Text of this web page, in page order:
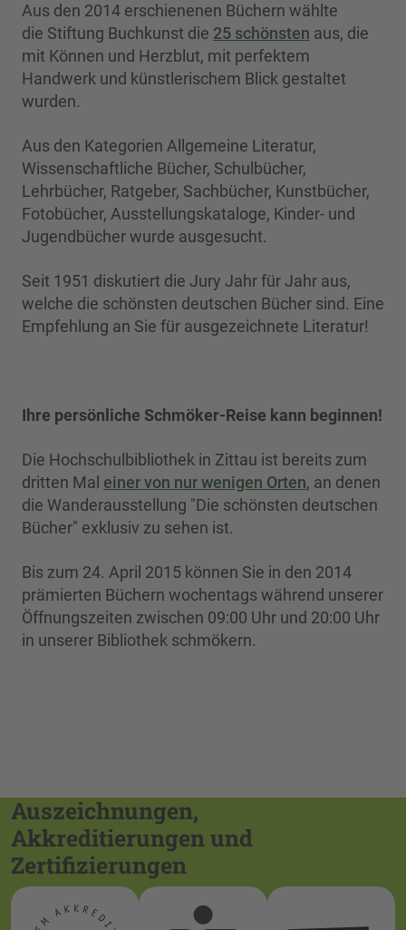
Aus den 2014 erschienenen Büchern wählte
die Stiftung Buchkunst die 25 schönsten aus, die
mit Können und Herzblut, mit perfektem
Handwerk und künstlerischem Blick gestaltet
wurden.
Aus den Kategorien Allgemeine Literatur,
Wissenschaftliche Bücher, Schulbücher,
Lehrbücher, Ratgeber, Sachbücher, Kunstbücher,
Fotobücher, Ausstellungskataloge, Kinder- und
Jugendbücher wurde ausgesucht.
Seit 1951 diskutiert die Jury Jahr für Jahr aus,
welche die schönsten deutschen Bücher sind. Eine
Empfehlung an Sie für ausgezeichnete Literatur!
Ihre persönliche Schmöker-Reise kann beginnen!
Die Hochschulbibliothek in Zittau ist bereits zum
dritten Mal einer von nur wenigen Orten, an denen
die Wanderausstellung "Die schönsten deutschen
Bücher" exklusiv zu sehen ist.
Bis zum 24. April 2015 können Sie in den 2014
prämierten Büchern wochentags während unserer
Öffnungszeiten zwischen 09:00 Uhr und 20:00 Uhr
in unserer Bibliothek schmökern.
Auszeichnungen,
Akkreditierungen und
Zertifizierungen